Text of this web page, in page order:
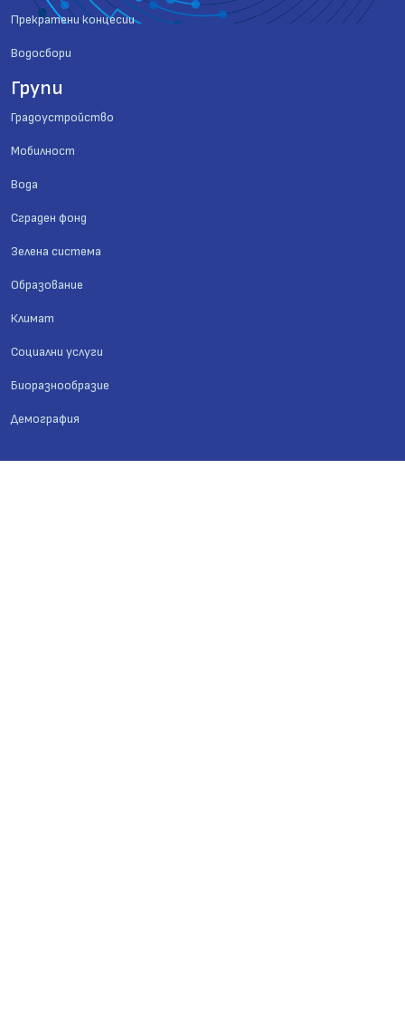
Прекратени концесии
Водосбори
Групи
Градоустройство
Мобилност
Вода
Сграден фонд
Зелена система
Образование
Климат
Социални услуги
Биоразнообразие
Демография